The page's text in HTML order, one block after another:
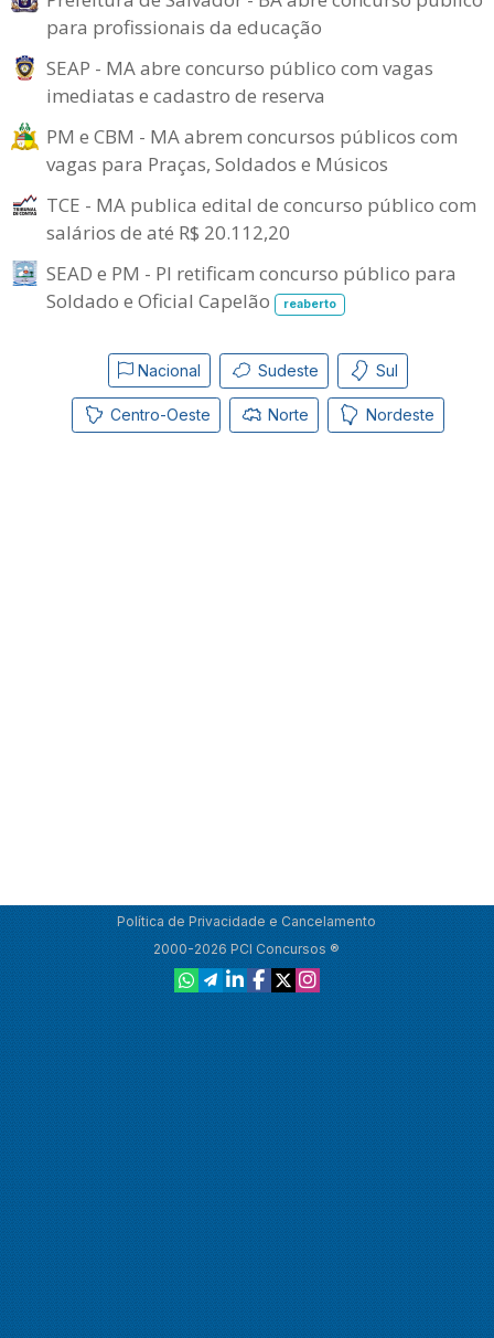
para profissionais da educação
SEAP - MA abre concurso público com vagas
imediatas e cadastro de reserva
PM e CBM - MA abrem concursos públicos com
vagas para Praças, Soldados e Músicos
TCE - MA publica edital de concurso público com
salários de até R$ 20.112,20
SEAD e PM - PI retificam concurso público para
Soldado e Oficial Capelão
reaberto
Nacional Sudeste Sul
Centro-Oeste Norte Nordeste
Política de Privacidade e Cancelamento
2000-2026 PCI Concursos ®